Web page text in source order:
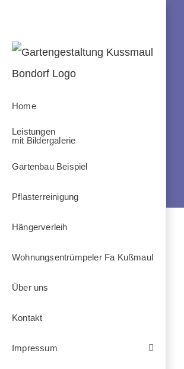
springen
Home
Leistungen
mit Bildergalerie
Gartenbau Beispiel
Pflasterreinigung
Hängerverleih
Wohnungsentrümpeler Fa Kußmaul
Über uns
Kontakt
Impressum